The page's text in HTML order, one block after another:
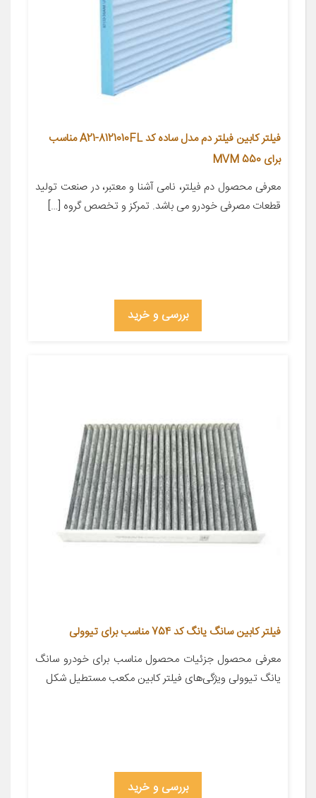
فیلتر کابین فیلتر دم مدل ساده کد A21-8121010FL مناسب
برای MVM 550
معرفی محصول دم فیلتر، نامی آشنا و معتبر، در صنعت تولید
قطعات مصرفی خودرو می باشد. تمرکز و تخصص گروه […]
بررسی و خرید
فیلتر کابین سانگ یانگ کد 754 مناسب برای تیوولی
معرفی محصول جزئیات محصول مناسب برای خودرو سانگ
یانگ تیوولی ویژگی‌های فیلتر کابین مکعب مستطیل شکل
بررسی و خرید